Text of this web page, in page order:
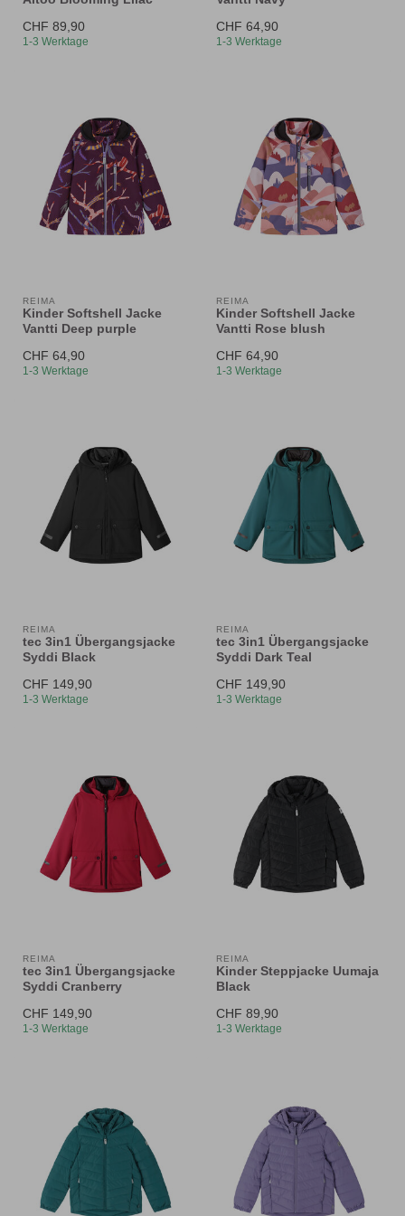
CHF 89,90
1-3 Werktage
CHF 64,90
1-3 Werktage
REIMA
Kinder Softshell Jacke
Vantti Deep purple
CHF 64,90
1-3 Werktage
REIMA
Kinder Softshell Jacke
Vantti Rose blush
CHF 64,90
1-3 Werktage
REIMA
tec 3in1 Übergangsjacke
Syddi Black
CHF 149,90
1-3 Werktage
REIMA
tec 3in1 Übergangsjacke
Syddi Dark Teal
CHF 149,90
1-3 Werktage
REIMA
tec 3in1 Übergangsjacke
Syddi Cranberry
CHF 149,90
1-3 Werktage
REIMA
Kinder Steppjacke Uumaja
Black
CHF 89,90
1-3 Werktage